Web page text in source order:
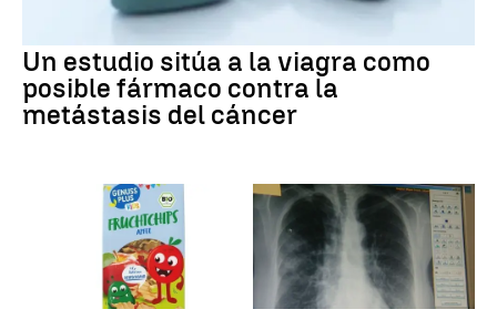
Un estudio sitúa a la viagra como
posible fármaco contra la
metástasis del cáncer